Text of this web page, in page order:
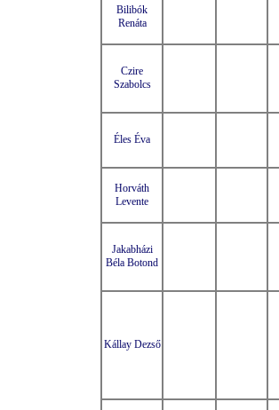
Bilibók
Renáta
Czire
Szabolcs
Éles Éva
Horváth
Levente
Jakabházi
Béla Botond
Kállay Dezső